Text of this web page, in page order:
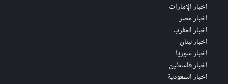
اخبار الإمارات
اخبار مصر
اخبار المغرب
اخبار لبنان
اخبار سوريا
اخبار فلسطين
اخبار السعودية